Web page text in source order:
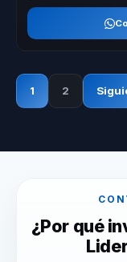
1 2
¿Por qué